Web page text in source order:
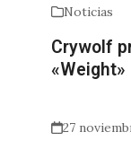
Noticias
Crywolf
«Weight»
27